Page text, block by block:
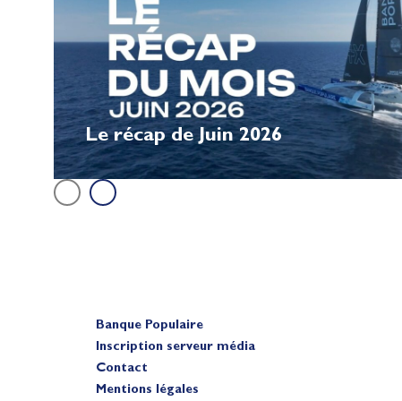
Le récap de Juin 2026
Banque Populaire
Inscription serveur média
Contact
Mentions légales